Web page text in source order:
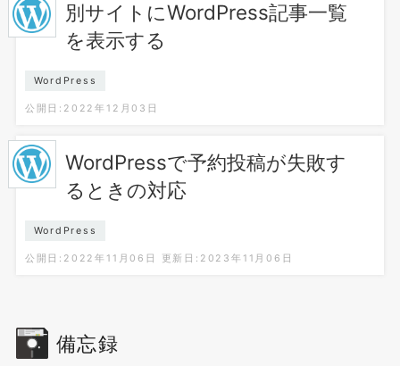
別サイトにWordPress記事一覧
を表示する
WordPress
公開日:2022年12月03日
WordPressで予約投稿が失敗す
るときの対応
WordPress
公開日:2022年11月06日 更新日:2023年11月06日
備忘録